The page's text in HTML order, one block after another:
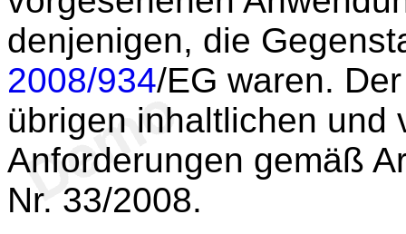
denjenigen, die
2008/934/EG waren.
übrigen inhaltlichen und
Anforderungen gemäß
Nr. 33/2008.